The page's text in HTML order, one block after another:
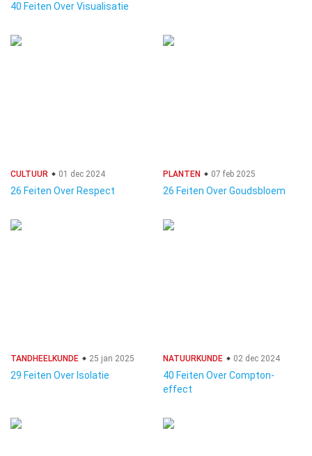
40 Feiten Over Visualisatie
CULTUUR 01 dec 2024
26 Feiten Over Respect
PLANTEN 07 feb 2025
26 Feiten Over Goudsbloem
TANDHEELKUNDE 25 jan 2025
29 Feiten Over Isolatie
NATUURKUNDE 02 dec 2024
40 Feiten Over Compton-
effect